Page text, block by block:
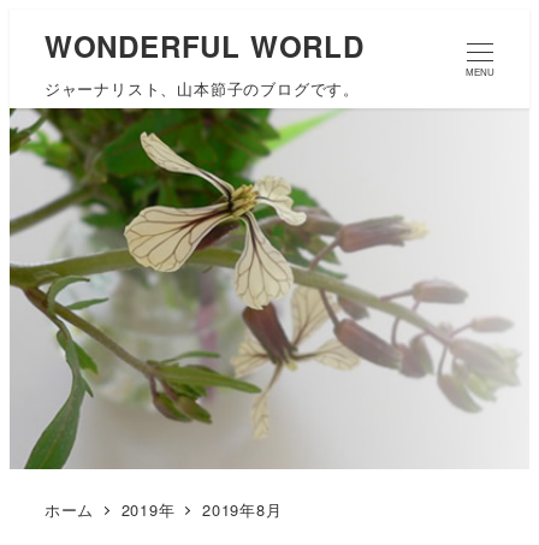
WONDERFUL WORLD
ジャーナリスト、山本節子のブログです。
MENU
ホーム 2019年 2019年8月